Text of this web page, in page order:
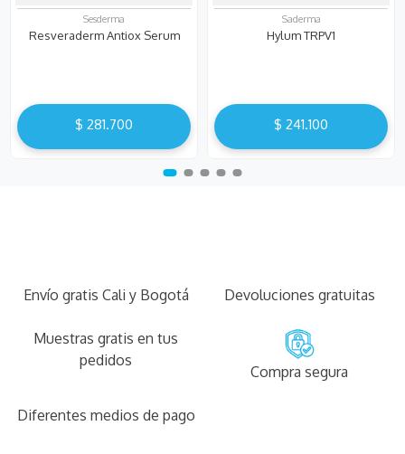
Sesderma
Resveraderm Antiox Serum
$ 281.700
Saderma
Hylum TRPV1
$ 241.100
Envío gratis Cali y Bogotá Devoluciones gratuitas
Muestras gratis en tus
pedidos
Compra segura
Diferentes medios de pago